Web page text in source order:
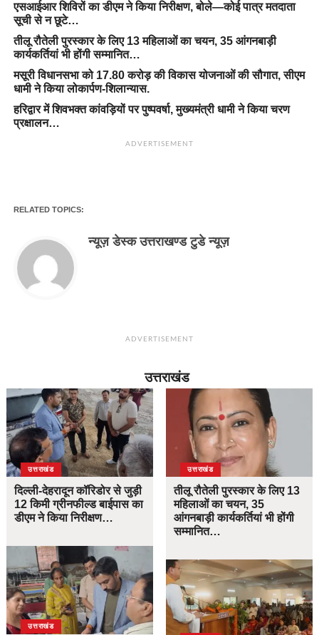
एसआईआर शिविरों का डीएम ने किया निरीक्षण, बोले—कोई पात्र मतदाता
सूची से न छूटे…
तीलू रौतेली पुरस्कार के लिए 13 महिलाओं का चयन, 35 आंगनबाड़ी
कार्यकर्तियां भी होंगी सम्मानित…
मसूरी विधानसभा को 17.80 करोड़ की विकास योजनाओं की सौगात, सीएम
धामी ने किया लोकार्पण-शिलान्यास.
हरिद्वार में शिवभक्त कांवड़ियों पर पुष्पवर्षा, मुख्यमंत्री धामी ने किया चरण
प्रक्षालन…
ADVERTISEMENT
RELATED TOPICS:
न्यूज़ डेस्क उत्तराखण्ड टुडे न्यूज़
ADVERTISEMENT
उत्तराखंड
उत्तराखंड
दिल्ली-देहरादून कॉरिडोर से जुड़ी
12 किमी ग्रीनफील्ड बाईपास का
डीएम ने किया निरीक्षण…
उत्तराखंड
उत्तराखंड
तीलू रौतेली पुरस्कार के लिए 13
महिलाओं का चयन, 35
आंगनबाड़ी कार्यकर्तियां भी होंगी
सम्मानित…